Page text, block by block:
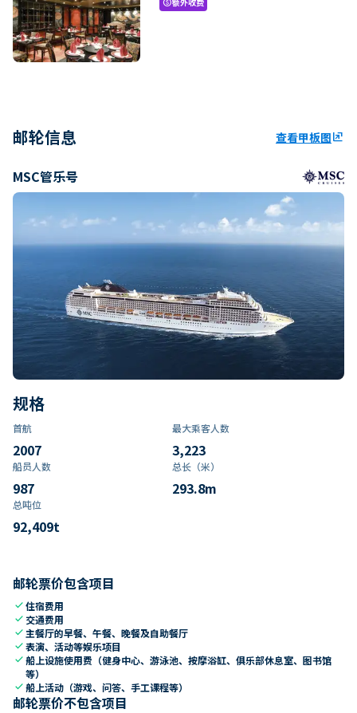
paid
邮轮信息 查看甲板图ungroup
MSC管乐号
规格
首航
2007
最大乘客人数
3,223
船员人数
987
总长（米）
293.8m
总吨位
92,409t
邮轮票价包含项目
check住宿费用
check 交通费用
check 主餐厅的早餐、午餐、晚餐及自助餐厅
check表演、活动等娱乐项目
check船上设施使用费（健身中心、游泳池、按摩浴缸、俱乐部休息室、图书馆
等）
check船上活动（游戏、问答、手工课程等）
邮轮票价不包含项目